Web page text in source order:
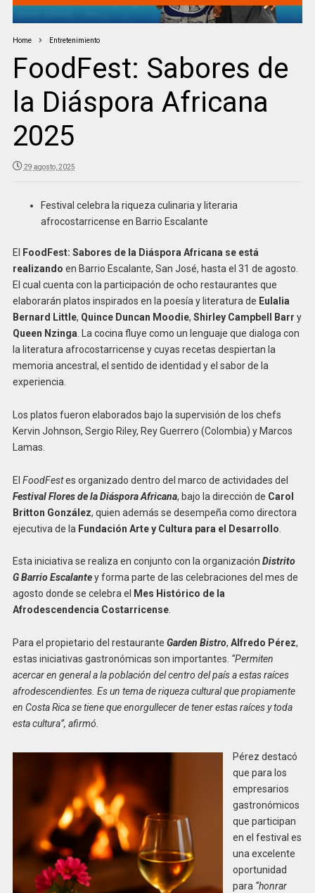
Home Entretenimiento
FoodFest: Sabores de
la Diáspora Africana
2025
29 agosto, 2025
Festival celebra la riqueza culinaria y literaria
afrocostarricense en Barrio Escalante
El
FoodFest: Sabores de la Diáspora Africana se está
realizando en Barrio Escalante, San José, hasta el 31 de agosto.
El cual cuenta con la participación de ocho restaurantes que
elaborarán platos inspirados en la poesía y literatura de Eulalia
Bernard Little, Quince Duncan Moodie, Shirley Campbell Barr y
Queen Nzinga . La cocina fluye como un lenguaje que dialoga con
la literatura afrocostarricense y cuyas recetas despiertan la
memoria ancestral, el sentido de identidad y el sabor de la
experiencia.
Los platos fueron elaborados bajo la supervisión de los chefs
Kervin Johnson, Sergio Riley, Rey Guerrero (Colombia) y Marcos
Lamas.
El FoodFestes organizado dentro del marco de actividades del
Festival Flores de la Diáspora Africana, bajo la dirección de Carol
Britton González, quien además se desempeña como directora
ejecutiva de la Fundación Arte y Cultura para el Desarrollo
Esta iniciativa se realiza en conjunto con la organización Distrito
GBarrio Escalantey forma parte de las celebraciones del mes de
agosto donde se celebra el
Mes Histórico de la
Afrodescendencia Costarricense.
Para el propietario del restaurante Garden Bistro, Alfredo Pérez,
estas iniciativas gastronómicas son importantes. “Permiten
acercar en general a la población del centro del país a estas raíces
afrodescendientes. Es un tema de riqueza cultural que propiamente
en Costa Rica se tiene que enorgullecer de tener estas raíces y toda
esta cultura”, afirmó.
Pérez destacó
que para los
empresarios
gastronómicos
que participan
en el festival es
una excelente
oportunidad
para “honrar